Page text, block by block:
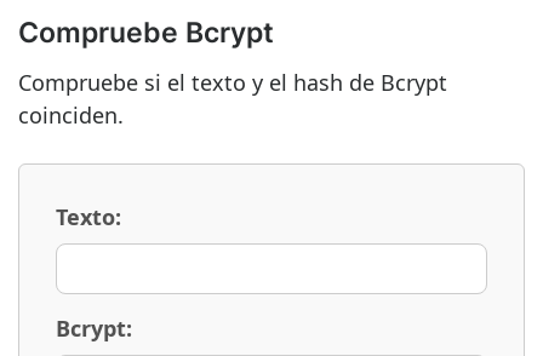
Compruebe Bcrypt
Compruebe si el texto y el hash de Bcrypt
coinciden.
Texto:
Bcrypt: